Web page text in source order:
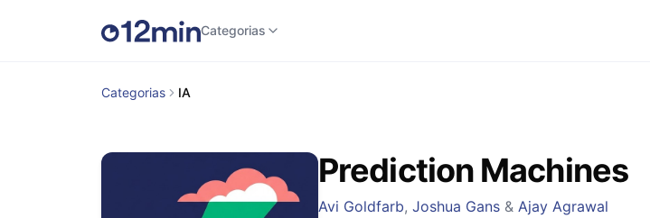
Categorias
Categorias IA
Prediction Machines
Avi Goldfarb, Joshua Gans & Ajay Agrawal